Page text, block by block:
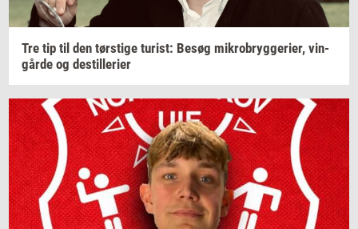
Tre tip til den tørsti­ge turist: Besøg mi­kro­bryg­ge­ri­er, vin­
går­de og destil­le­ri­er